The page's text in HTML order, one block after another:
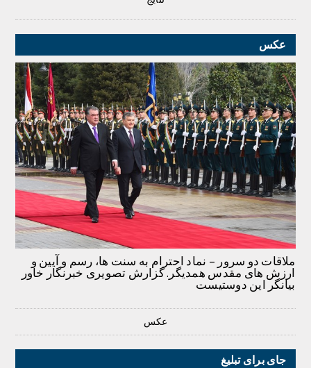
عکس
ملاقات دو سرور – نماد احترام به سنت ها، رسم و آیین و
ارزش های مقدس همدیگر. گزارش تصویری خبرنگار خاور
بیانگر این دوستیست
عکس
جای برای تبلیغ